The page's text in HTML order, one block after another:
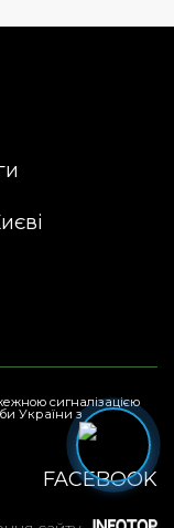
сигналізацією
України з
FACEBOOK